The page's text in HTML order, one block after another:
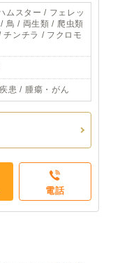
ムスター / フェレッ
鳥 / 両生類 / 爬虫類
ンチラ / フクロモ
患 / 腫瘍・がん
電話